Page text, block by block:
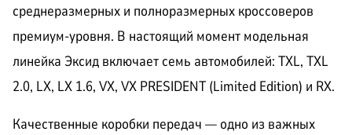
среднеразмерных и полноразмерных кроссоверов
премиум-уровня. В настоящий момент модельная
линейка Эксид включает семь автомобилей: TXL, TXL
2.0, LX, LX 1.6, VX, VX PRESIDENT (Limited Edition) и RX.
Качественные коробки передач — одно из важных